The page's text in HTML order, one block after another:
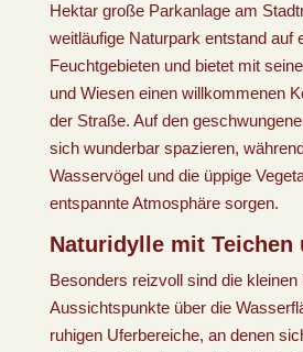
Hektar große Parkanlage am
weitläufige Naturpark entstand auf
Feuchtgebieten und bietet mit
und Wiesen einen willkommenen
der Straße. Auf den
sich wunderbar spazieren,
Wasservögel und die üppige
entspannte Atmosphäre sorgen.
Naturidylle mit Teichen
Besonders reizvoll sind die kleinen
Aussichtspunkte über die
ruhigen Uferbereiche, an denen